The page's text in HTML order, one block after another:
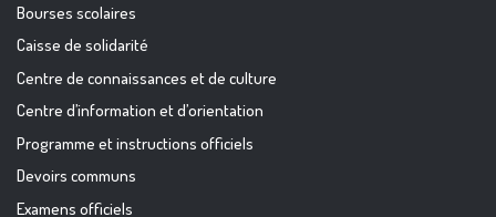
Bourses scolaires
Caisse de solidarité
Centre de connaissances et de culture
Centre d’information et d’orientation
Programme et instructions officiels
Devoirs communs
Examens officiels